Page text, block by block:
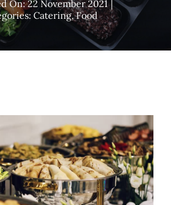
On: 22 November 2021 |
Catering,Food